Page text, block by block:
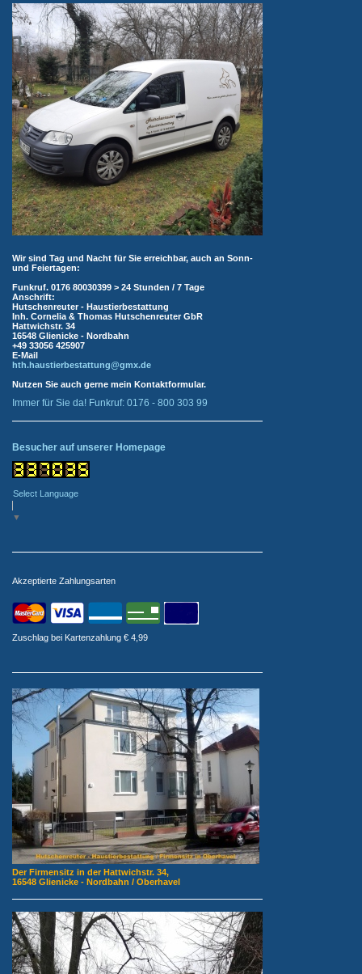
Wir sind Tag und Nacht für Sie erreichbar, auch an Sonn-
und Feiertagen:
Funkruf. 0176 80030399 > 24 Stunden / 7 Tage
Anschrift:
Hutschenreuter - Haustierbestattung
Inh. Cornelia & Thomas Hutschenreuter GbR
Hattwichstr. 34
16548 Glienicke - Nordbahn
+49 33056 425907
E-Mail
hth.haustierbestattung@gmx.de
Nutzen Sie auch gerne mein Kontaktformular.
Immer für Sie da! Funkruf: 0176 - 800 303 99
Besucher auf unserer Homepage
Select Language
▼
Akzeptierte Zahlungsarten
Zuschlag bei Kartenzahlung € 4,99
Der Firmensitz in der Hattwichstr. 34,
16548 Glienicke - Nordbahn / Oberhavel